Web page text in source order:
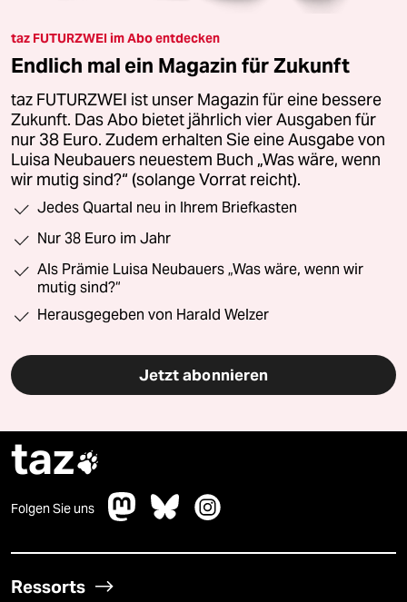
taz FUTURZWEI im Abo entdecken
Endlich mal ein Magazin für Zukunft
taz FUTURZWEI ist unser Magazin für eine bessere
Zukunft. Das Abo bietet jährlich vier Ausgaben für
nur 38 Euro. Zudem erhalten Sie eine Ausgabe von
Luisa Neubauers neuestem Buch „Was wäre, wenn
wir mutig sind?“ (solange Vorrat reicht).
Jedes Quartal neu in Ihrem Briefkasten
Nur 38 Euro im Jahr
Als Prämie Luisa Neubauers „Was wäre, wenn wir
mutig sind?“
Herausgegeben von Harald Welzer
Jetzt abonnieren
taz
Folgen Sie uns
Ressorts